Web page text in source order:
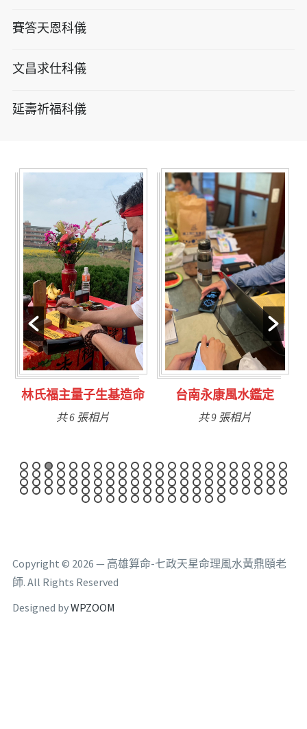
賽答天恩科儀
文昌求仕科儀
延壽祈福科儀
林氏福主量子生基造命
共 6 張相片
台南永康風水鑑定
共 9 張相片
Copyright © 2026 — 高雄算命-七政天星命理風水黃鼎頤老
師. All Rights Reserved
Designed byWPZOOM